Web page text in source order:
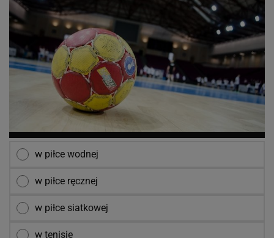
w piłce wodnej
w piłce ręcznej
w piłce siatkowej
w tenisie